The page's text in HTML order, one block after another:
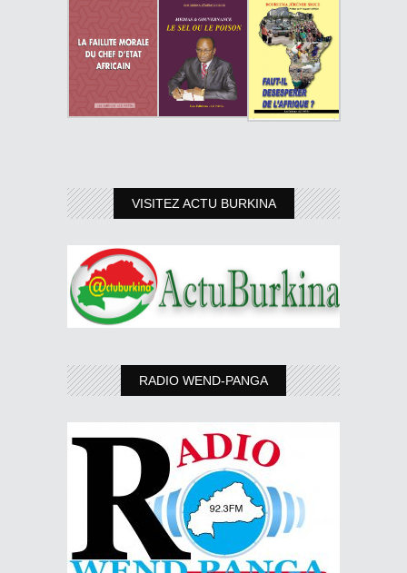
VISITEZ ACTU BURKINA
RADIO WEND-PANGA